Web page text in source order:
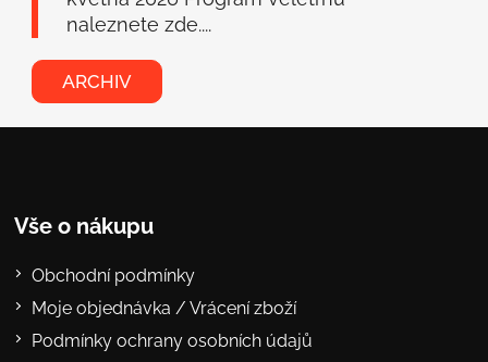
naleznete zde....
ARCHIV
Vše o nákupu
Obchodní podmínky
Moje objednávka / Vrácení zboží
Podmínky ochrany osobních údajů